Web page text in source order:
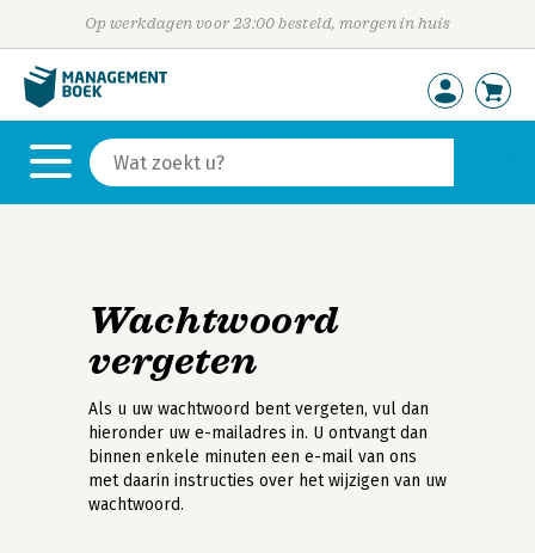
Op werkdagen voor 23:00 besteld, morgen in huis
Wachtwoord
vergeten
Als u uw wachtwoord bent vergeten, vul dan
hieronder uw e-mailadres in. U ontvangt dan
binnen enkele minuten een e-mail van ons
met daarin instructies over het wijzigen van uw
wachtwoord.